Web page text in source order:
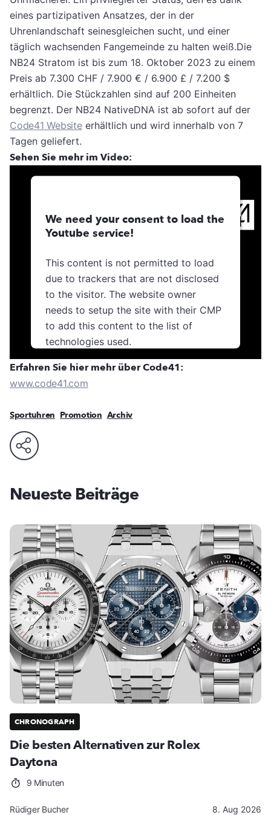
eines partizipativen Ansatzes, der in der
Uhrenlandschaft seinesgleichen sucht, und einer
täglich wachsenden Fangemeinde zu halten weiß.Die
NB24 Stratom ist bis zum 18. Oktober 2023 zu einem
Preis ab 7.300 CHF / 7.900 € / 6.900 £ / 7.200 $
erhältlich. Die Stückzahlen sind auf 200 Einheiten
begrenzt. Der NB24 NativeDNA ist ab sofort auf der
Code41 Websiteerhältlich und wird innerhalb von 7
Tagen geliefert.
Sehen Sie mehr im Video:
We need your consent to load the
Youtube service!
This content is not permitted to load
due to trackers that are not disclosed
to the visitor. The website owner
needs to setup the site with their CMP
to add this content to the list of
technologies used.
Powered byUsercentrics Consent
Management Platform
Erfahren Sie hier mehr über Code41:
www.code41.com
Sportuhren Promotion Archiv
Neueste Beiträge
CHRONOGRAPH
Die besten Alternativen zur Rolex
Daytona
9 Minuten
Rüdiger Bucher 8. Aug 2026